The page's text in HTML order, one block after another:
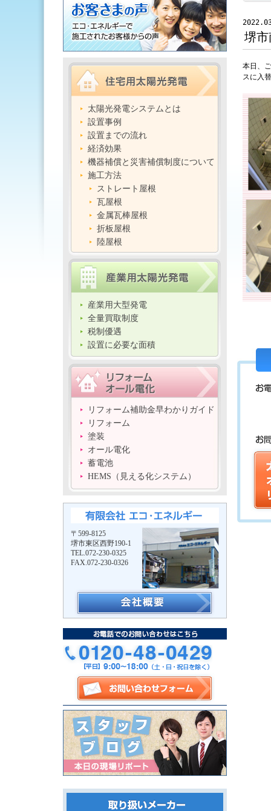
太陽光発電システムとは
設置事例
設置までの流れ
経済効果
機器補償と災害補償制度について
施工方法
ストレート屋根
瓦屋根
金属瓦棒屋根
折板屋根
陸屋根
産業用大型発電
全量買取制度
税制優遇
設置に必要な面積
リフォーム補助金早わかりガイド
リフォーム
塗装
オール電化
蓄電池
HEMS（見える化システム）
〒599-8125
堺市東区西野190-1
TEL.072-230-0325
FAX.072-230-0326
堺
本日、
スに入